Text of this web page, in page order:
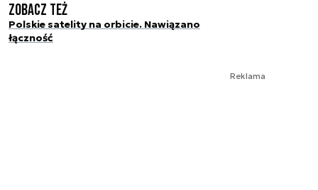
Zobacz też
Polskie satelity na orbicie. Nawiązano
łączność
Reklama